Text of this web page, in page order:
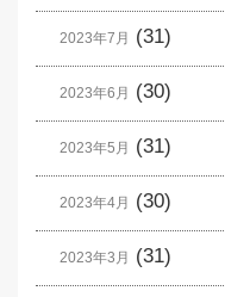
2023年7月 (31)
2023年6月 (30)
2023年5月 (31)
2023年4月 (30)
2023年3月 (31)